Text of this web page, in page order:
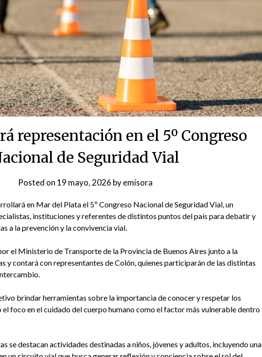
representación en el 5º Congreso
de Seguridad Vial
Posted on 19 mayo, 2026 byemisora
en Mar del Plata el 5º Congreso Nacional de Seguridad Vial, un
instituciones y referentes de distintos puntos del país para debatir y
a la prevención y la convivencia vial.
el Ministerio de Transporte de la Provincia de Buenos Aires junto a la
y contará con representantes de Colón, quienes participarán de las distintas
brindar herramientas sobre la importancia de conocer y respetar los
el foco en el cuidado del cuerpo humano como el factor más vulnerable dentro
se destacan actividades destinadas a niños, jóvenes y adultos, incluyendo una